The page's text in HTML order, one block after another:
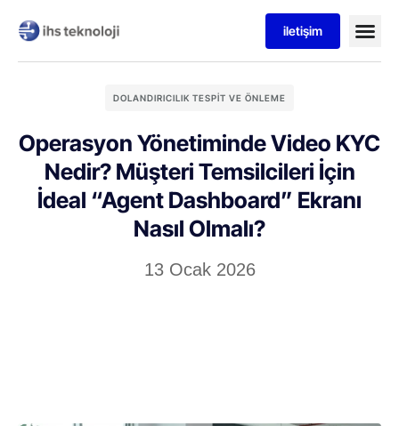
iletişim
DOLANDIRICILIK TESPIT VE ÖNLEME
Operasyon Yönetiminde Video KYC
Nedir? Müşteri Temsilcileri İçin
İdeal “Agent Dashboard” Ekranı
Nasıl Olmalı?
13 Ocak 2026